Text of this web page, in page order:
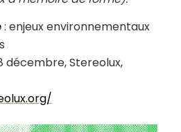
: enjeux environnementaux
décembre, Stereolux,